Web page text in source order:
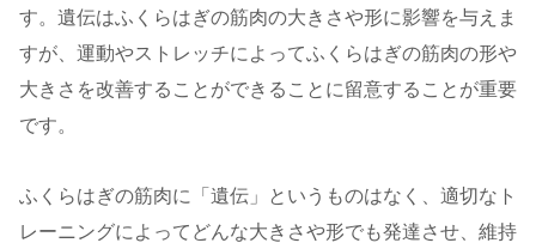
す。遺伝はふくらはぎの筋肉の大きさや形に影響を与えま
すが、運動やストレッチによってふくらはぎの筋肉の形や
大きさを改善することができることに留意することが重要
です。
ふくらはぎの筋肉に「遺伝」というものはなく、適切なト
レーニングによってどんな大きさや形でも発達させ、維持